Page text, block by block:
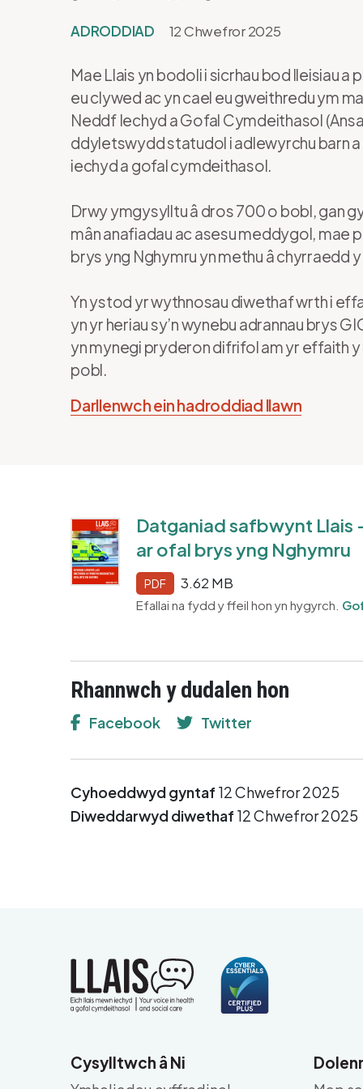
ADRODDIAD 12 Chwefror 2025
Mae Llais yn bodoli i sicrhau bod lleisiau
eu clywed ac yn cael eu gweithredu ym
Neddf Iechyd a Gofal Cymdeithasol
ddyletswydd statudol i adlewyrchu barn
iechyd a gofal cymdeithasol.
Drwy ymgysylltu â dros 700 o bobl, gan
mân anafiadau ac asesu meddygol, mae
brys yng Nghymru yn methu â chyrraedd
Yn ystod yr wythnosau diwethaf wrth i
yn yr heriau sy’n wynebu adrannau brys
yn mynegi pryderon difrifol am yr effaith
pobl.
Darllenwch ein hadroddiad llawn
Datganiad safbwynt Llais
ar ofal brys yng Nghymru
PDF 3.62 MB
Efallai na fydd y ffeil hon yn hygyrch.
Rhannwch y dudalen hon
Facebook Twitter
Cyhoeddwyd gyntaf 12 Chwefror 2025
Diweddarwyd diwethaf 12 Chwefror 2025
Cysylltwch â Ni